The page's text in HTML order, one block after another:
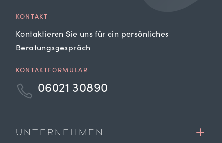
KONTAKT
Kontaktieren Sie uns für ein persönliches
Beratungsgespräch
KONTAKTFORMULAR
06021 30890
UNTERNEHMEN